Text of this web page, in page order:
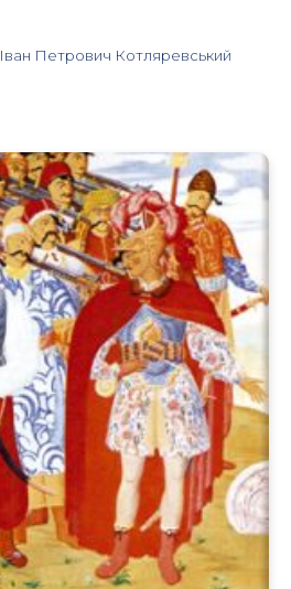
Іван Петрович Котляревський